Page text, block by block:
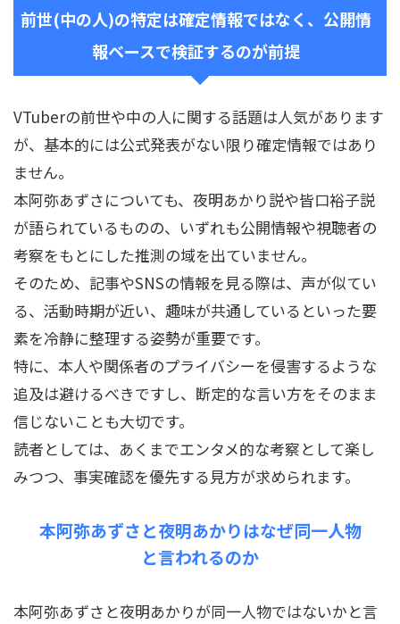
前世(中の人)の特定は確定情報ではなく、公開情
報ベースで検証するのが前提
VTuberの前世や中の人に関する話題は人気があります
が、基本的には公式発表がない限り確定情報ではあり
ません。
本阿弥あずさについても、夜明あかり説や皆口裕子説
が語られているものの、いずれも公開情報や視聴者の
考察をもとにした推測の域を出ていません。
そのため、記事やSNSの情報を見る際は、声が似てい
る、活動時期が近い、趣味が共通しているといった要
素を冷静に整理する姿勢が重要です。
特に、本人や関係者のプライバシーを侵害するような
追及は避けるべきですし、断定的な言い方をそのまま
信じないことも大切です。
読者としては、あくまでエンタメ的な考察として楽し
みつつ、事実確認を優先する見方が求められます。
本阿弥あずさと夜明あかりはなぜ同一人物
と言われるのか
本阿弥あずさと夜明あかりが同一人物ではないかと言